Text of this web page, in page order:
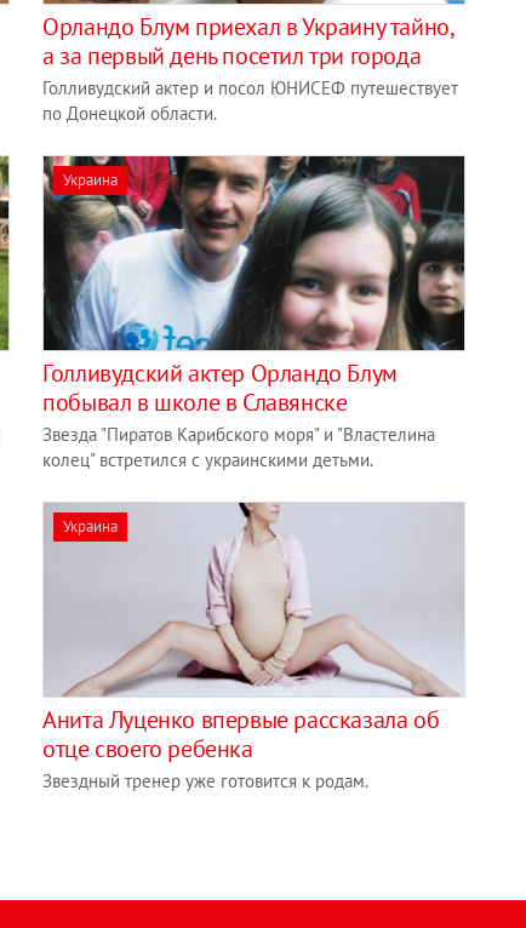
Орландо Блум приехал в Украину тайно,
а за первый день посетил три города
Голливудский актер и посол ЮНИСЕФ путешествует
по Донецкой области.
Украина
Голливудский актер Орландо Блум
побывал в школе в Славянске
Звезда "Пиратов Карибского моря" и "Властелина
колец" встретился с украинскими детьми.
Украина
Анита Луценко впервые рассказала об
отце своего ребенка
Звездный тренер уже готовится к родам.